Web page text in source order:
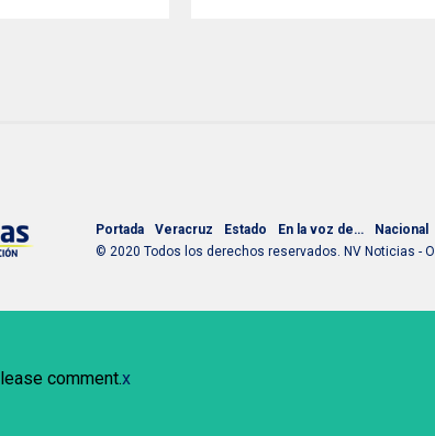
Portada Veracruz Estado En la voz de… Nacional
© 2020 Todos los derechos reservados. NV Noticias -
comment.x